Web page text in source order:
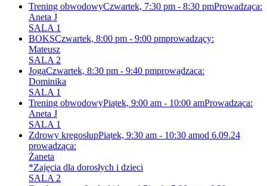
Trening obwodowyCzwartek, 7:30 pm - 8:30 pmProwadząca:
Aneta J
SALA 1
BOKSCzwartek, 8:00 pm - 9:00 pmprowadzący:
Mateusz
SALA 2
JogaCzwartek, 8:30 pm - 9:40 pmprowądzaca:
Dominika
SALA 1
Trening obwodowyPiątek, 9:00 am - 10:00 amProwadząca:
Aneta J
SALA 1
Zdrowy kręgosłupPiątek, 9:30 am - 10:30 amod 6.09.24
prowadząca:
Żaneta
*Zajęcia dla dorosłych i dzieci
SALA 2